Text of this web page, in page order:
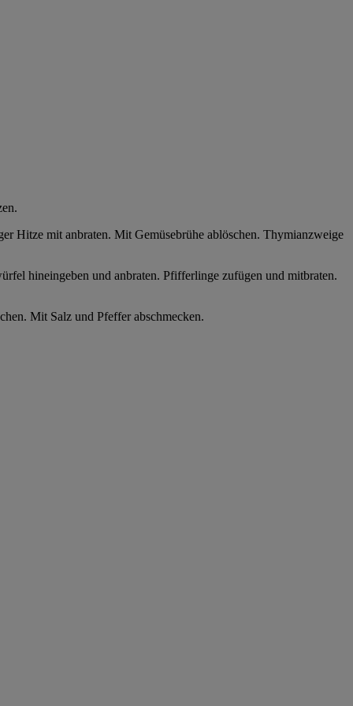
Hitze mit anbraten. Mit Gemüsebrühe ablöschen. Thymianzweige
hineingeben und anbraten. Pfifferlinge zufügen und mitbraten.
Mit Salz und Pfeffer abschmecken.